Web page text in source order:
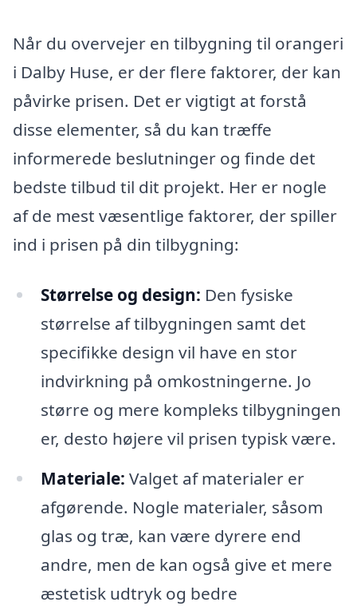
Når du overvejer en tilbygning til orangeri
i Dalby Huse, er der flere faktorer, der kan
påvirke prisen. Det er vigtigt at forstå
disse elementer, så du kan træffe
informerede beslutninger og finde det
bedste tilbud til dit projekt. Her er nogle
af de mest væsentlige faktorer, der spiller
ind i prisen på din tilbygning:
Størrelse og design: Den fysiske
størrelse af tilbygningen samt det
specifikke design vil have en stor
indvirkning på omkostningerne. Jo
større og mere kompleks tilbygningen
er, desto højere vil prisen typisk være.
Materiale: Valget af materialer er
afgørende. Nogle materialer, såsom
glas og træ, kan være dyrere end
andre, men de kan også give et mere
æstetisk udtryk og bedre